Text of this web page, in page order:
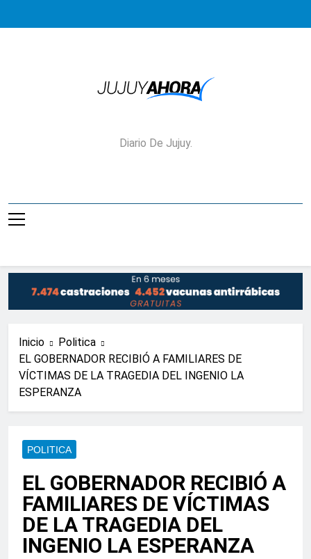
Jujuy Ahora!
Diario De Jujuy.
Inicio
Politica
EL GOBERNADOR RECIBIÓ A FAMILIARES DE
VÍCTIMAS DE LA TRAGEDIA DEL INGENIO LA
ESPERANZA
POLITICA
EL GOBERNADOR RECIBIÓ A
FAMILIARES DE VÍCTIMAS
DE LA TRAGEDIA DEL
INGENIO LA ESPERANZA